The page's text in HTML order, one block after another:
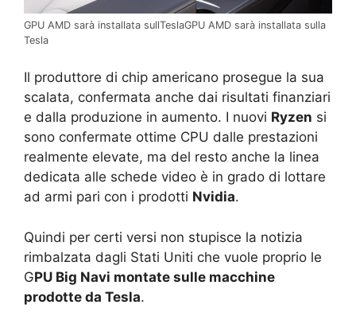
GPU AMD sarà installata sullTeslaGPU AMD sarà installata sulla
Tesla
Il produttore di chip americano prosegue la sua
scalata, confermata anche dai risultati finanziari
e dalla produzione in aumento. I nuovi Ryzen si
sono confermate ottime CPU dalle prestazioni
realmente elevate, ma del resto anche la linea
dedicata alle schede video è in grado di lottare
ad armi pari con i prodotti Nvidia.
Quindi per certi versi non stupisce la notizia
rimbalzata dagli Stati Uniti che vuole proprio le
GPU Big Navi montate sulle macchine
prodotte da Tesla.